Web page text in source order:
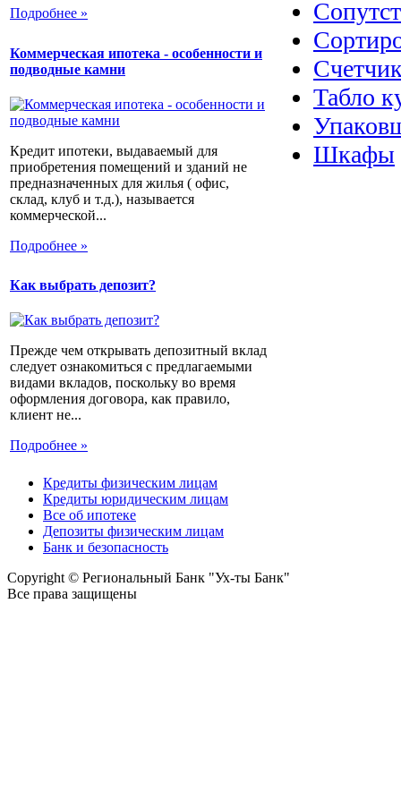
Подробнее »
Коммерческая ипотека - особенности и
подводные камни
Кредит ипотеки, выдаваемый для
приобретения помещений и зданий не
предназначенных для жилья ( офис,
склад, клуб и т.д.), называется
коммерческой...
Подробнее »
Как выбрать депозит?
Прежде чем открывать депозитный вклад
следует ознакомиться с предлагаемыми
видами вкладов, поскольку во время
оформления договора, как правило,
клиент не...
Подробнее »
Табло
Шкафы
Кредиты физическим лицам
Кредиты юридическим лицам
Все об ипотеке
Депозиты физическим лицам
Банк и безопасность
Copyright © Региональный Банк "Ух-ты Банк"
Все права защищены